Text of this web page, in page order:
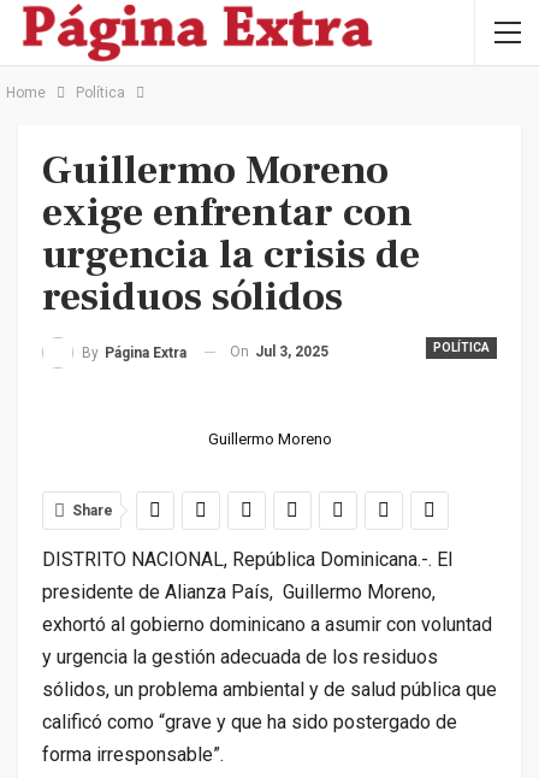
Home Política
Guillermo Moreno
exige enfrentar con
urgencia la crisis de
residuos sólidos
POLÍTICA
By Página Extra On Jul 3, 2025
Guillermo Moreno
Share
DISTRITO NACIONAL, República Dominicana.-. El
presidente de Alianza País, Guillermo Moreno,
exhortó al gobierno dominicano a asumir con voluntad
y urgencia la gestión adecuada de los residuos
sólidos, un problema ambiental y de salud pública que
calificó como “grave y que ha sido postergado de
forma irresponsable”.